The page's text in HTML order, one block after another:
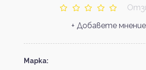
+ Добавете мнение
Марка: